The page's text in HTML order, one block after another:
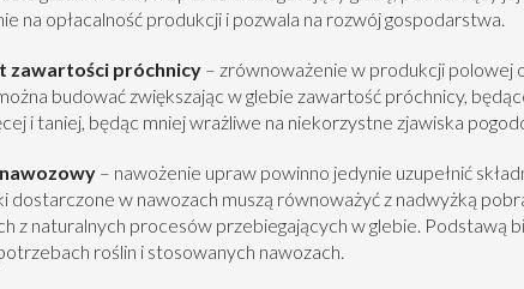
na opłacalność produkcji i pozwala na rozwój gospodarstwa.
zawartości próchnicy– zrównoważenie w produkcji polowej
budować zwiększając w glebie zawartość próchnicy,
i taniej, będąc mniej wrażliwe na niekorzystne zjawiska
– nawożenie upraw powinno jedynie uzupełnić
dostarczone w nawozach muszą równoważyć z nadwyżką
z naturalnych procesów przebiegających w glebie. Podstawą
roślin i stosowanych nawozach.